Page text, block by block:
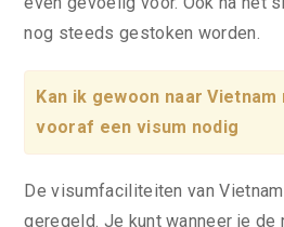
nog steeds gestoken worden.
Kan ik gewoon naar
vooraf een visum nodig
De visumfaciliteiten van
geregeld. Je kunt wanneer je